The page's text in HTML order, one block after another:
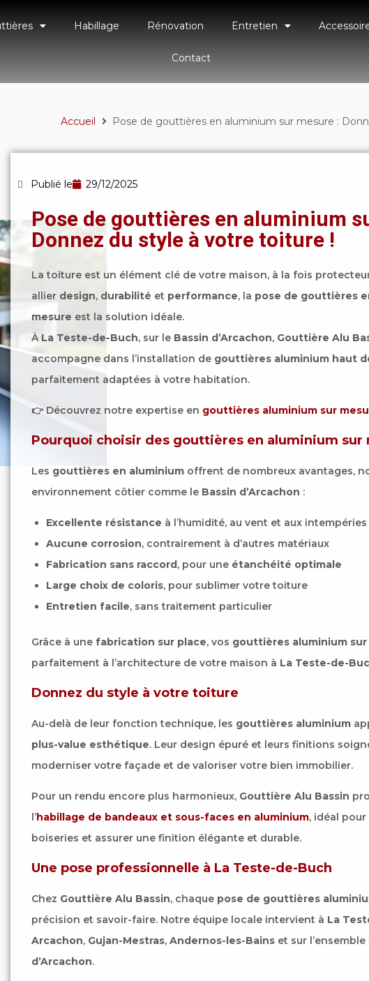
Habillage Rénovation Entretien
Contact
Accueil Pose de gouttières en aluminium sur mesure :
Publié le 29/12/2025
Pose de gouttières en aluminium
Donnez du style à votre toiture !
La toiture est un élément clé de votre maison, à la fois
allier design, durabilité et performance, la pose de gouttières
mesure est la solution idéale.
À La Teste-de-Buch, sur le Bassin d’Arcachon, Gouttière Alu
accompagne dans l’installation de gouttières aluminium haut
parfaitement adaptées à votre habitation.
👉 Découvrez notre expertise en gouttières aluminium sur
Pourquoi choisir des gouttières en aluminium sur
Les gouttières en aluminium offrent de nombreux avantages,
environnement côtier comme le Bassin d’Arcachon :
Excellente résistance à l’humidité, au vent et aux intempéries
Aucune corrosion, contrairement à d’autres matériaux
Fabrication sans raccord, pour une étanchéité optimale
Large choix de coloris, pour sublimer votre toiture
Entretien facile, sans traitement particulier
Grâce à une fabrication sur place, vos gouttières aluminium sur
parfaitement à l’architecture de votre maison à La Teste-de-
Donnez du style à votre toiture
Au-delà de leur fonction technique, les gouttières aluminium
plus-value esthétique. Leur design épuré et leurs finitions
moderniser votre façade et de valoriser votre bien immobilier.
Pour un rendu encore plus harmonieux, Gouttière Alu Bassin
l’habillage de bandeaux et sous-faces en aluminium, idéal
boiseries et assurer une finition élégante et durable.
Une pose professionnelle à La Teste-de-Buch
Chez Gouttière Alu Bassin, chaque pose de gouttières
précision et savoir-faire. Notre équipe locale intervient à La
Arcachon, Gujan-Mestras, Andernos-les-Bains et sur l’ensemble
d’Arcachon.